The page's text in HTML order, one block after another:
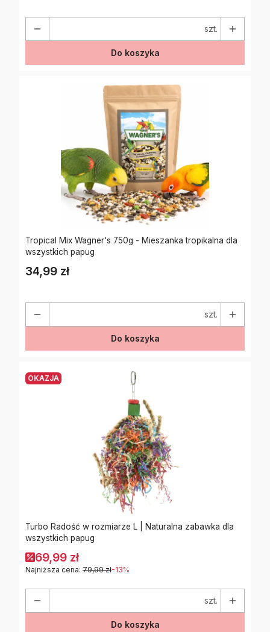
szt.
Do koszyka
Tropical Mix Wagner's 750g - Mieszanka tropikalna dla
wszystkich papug
Cena
34,99 zł
szt.
Do koszyka
OKAZJA
Turbo Radość w rozmiarze L | Naturalna zabawka dla
wszystkich papug
69,99 zł
Najniższa cena: 79,99 zł-13%
szt.
Do koszyka